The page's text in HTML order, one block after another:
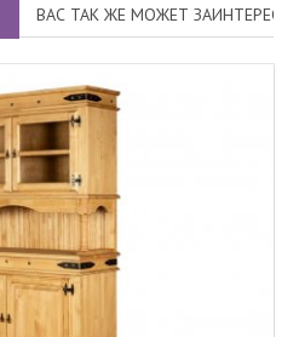
ВАС ТАК ЖЕ МОЖЕТ